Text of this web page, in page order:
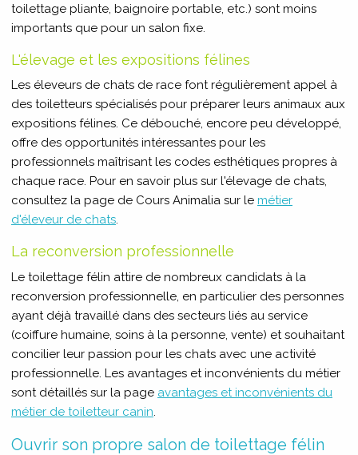
toilettage pliante, baignoire portable, etc.) sont moins
importants que pour un salon fixe.
L'élevage et les expositions félines
Les éleveurs de chats de race font régulièrement appel à
des toiletteurs spécialisés pour préparer leurs animaux aux
expositions félines. Ce débouché, encore peu développé,
offre des opportunités intéressantes pour les
professionnels maîtrisant les codes esthétiques propres à
chaque race. Pour en savoir plus sur l'élevage de chats,
consultez la page de Cours Animalia sur le métier
d'éleveur de chats.
La reconversion professionnelle
Le toilettage félin attire de nombreux candidats à la
reconversion professionnelle, en particulier des personnes
ayant déjà travaillé dans des secteurs liés au service
(coiffure humaine, soins à la personne, vente) et souhaitant
concilier leur passion pour les chats avec une activité
professionnelle. Les avantages et inconvénients du métier
sont détaillés sur la page avantages et inconvénients du
métier de toiletteur canin.
Ouvrir son propre salon de toilettage félin